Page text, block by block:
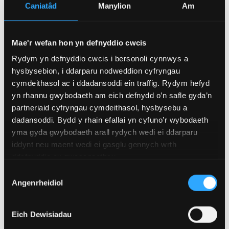
Caniatâd Manylion Am
Mae'r wefan hon yn defnyddio cwcis
Rydym yn defnyddio cwcis i bersonoli cynnwys a
hysbysebion, i ddarparu nodweddion cyfryngau
cymdeithasol ac i ddadansoddi ein traffig. Rydym hefyd
yn rhannu gwybodaeth am eich defnydd o’n safle gyda’n
partneriaid cyfryngau cymdeithasol, hysbysebu a
dadansoddi. Bydd y rhain efallai yn cyfuno’r wybodaeth
yma gyda gwybodaeth arall rydych wedi ei ddarparu
iddynt neu maent wedi ei gasglu gennych wrth
Caniatâd
Angenrheidiol
Eich Dewisiadau
chefnogi’r gwaith o adeiladu ar brofiad blaenorol.
gyfrannu at weledigaeth y cwmni wrth archwilio
projectau newydd, yn enwedig projectau newydd a
fydd yn canolbwyntio ar fiotechnoleg las. Rwy’n
gyffrous am y cyfle i barhau i weithio gyda Pennotec
ac i weithio ar ddatrysiadau arloesol newydd sy’n
harneisio ffynonellau morol ar gyfer cymwysiadau
cynaliadwy. Mae hyn yn cyd-fynd yn berffaith â fy
nghefndir mewn bioleg môr, gan ei fod yn caniatáu i
mi integreiddio fy ngwybodaeth am ecosystemau ac
Pennotec, rwy’n gobeithio chwarae rhan allweddol
yn y gwaith o ddatblygu projectau a datblygu
Mae'r interniaeth hon wedi bod yn fuddiol iawn i mi.